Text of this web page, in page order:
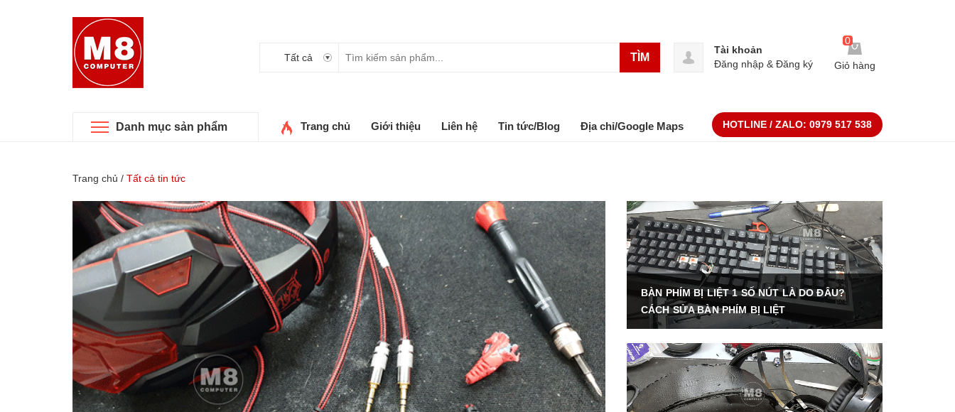
Tất cả TÌM
0
Giỏ hàng
Tài khoản
Đăng nhập & Đăng ký
Danh mục sản phẩm Trang chủ Giới thiệu Liên hệ Tin tức/Blog Địa chỉ/Google Maps HOTLINE / ZALO: 0979 517 538
Trang chủ / Tất cả tin tức
BÀN PHÍM BỊ LIỆT 1 SỐ NÚT LÀ DO ĐÂU?
CÁCH SỬA BÀN PHÍM BỊ LIỆT